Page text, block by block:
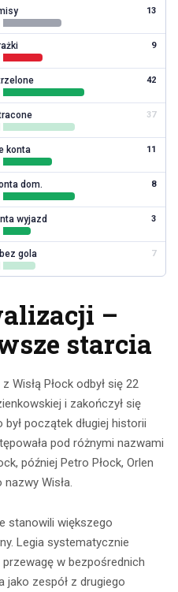
13
9
42
37
konta 11
dom. 8
wyjazd 3
gola 7
–
starcia
Wisłą Płock odbył się 22
i zakończył się
początek długiej historii
pod różnymi nazwami
później Petro Płock, Orlen
Wisła.
stanowili większego
Legia systematycznie
przewagę w bezpośrednich
jako zespół z drugiego